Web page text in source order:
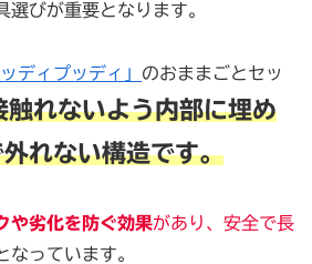
選びが重要となります。
ディプッディ」 のおままごとセッ
触れないよう内部に埋め
れない構造です。
や劣化を防ぐ効果があり、安全で長
なっています。